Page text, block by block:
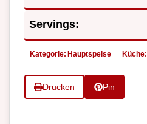
Servings:
Kategorie: Hauptspeise Küche:
Drucken Pin